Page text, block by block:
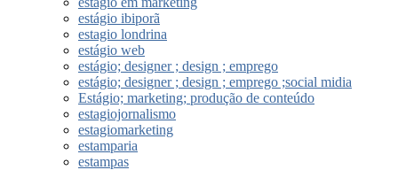
estágio ibiporã
estagio londrina
estágio web
estágio; designer ; design ; emprego
estágio; designer ; design ; emprego ;social midia
Estágio; marketing; produção de conteúdo
estagiojornalismo
estagiomarketing
estamparia
estampas